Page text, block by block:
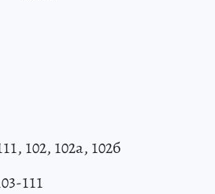
102, 102а, 102б
111